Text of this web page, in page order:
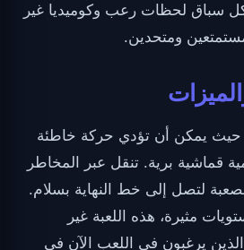
سباق لحظات رعب وكوميديا غير
ومتحدين.
يمكن أن تؤدي حركة خاطئة
قماشية برية. تنقل عبر المخاطر
الصعبة لتصل إلى خط النهاية بسلام.
مثيرة، هذه اللعبة غير
الذين يرغبون في اللعب الآن في